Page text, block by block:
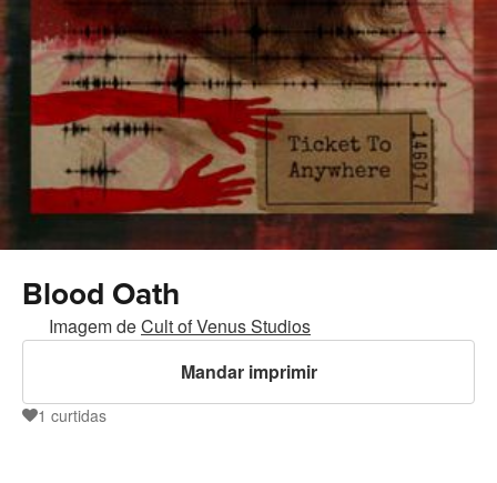
Blood Oath
Imagem deCult of Venus Studios
Mandar imprimir
1 curtidas